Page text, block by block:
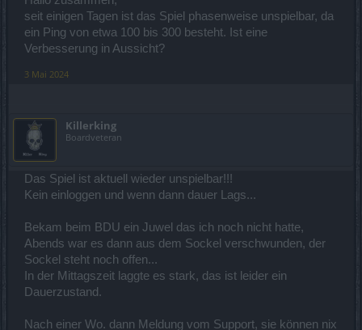
seit einigen Tagen ist das Spiel phasenweise unspielbar, da
ein Ping von etwa 100 bis 300 besteht. Ist eine
Verbesserung in Aussicht?
3 Mai 2024
Killerking
Boardveteran
Das Spiel ist aktuell wieder unspielbar!!!
Kein einloggen und wenn dann dauer Lags...
Bekam beim BDU ein Juwel das ich noch nicht hatte,
Abends war es dann aus dem Sockel verschwunden, der
Sockel steht noch offen...
In der Mittagszeit laggte es stark, das ist leider ein
Dauerzustand.
Nach einer Wo. dann Meldung vom Support, sie können nix